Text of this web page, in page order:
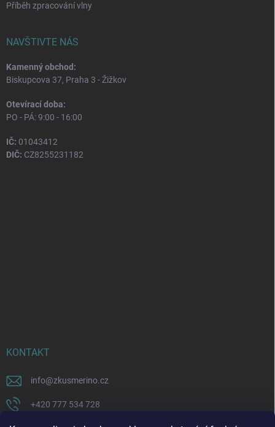
Příběh zpracování vlny
NAVŠTIVTE NÁS
Kamenný obchod:
Biskupcova 37, Praha 3 - Žižkov
Otevírací doba:
PO - PÁ: 9:00 - 16:00
IČ: 01043412
DIČ: CZ8255231182
KONTAKT
info@zkusmerino.cz
+420 777 534 728